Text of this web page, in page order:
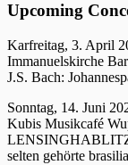
Upcoming
Karfreitag, 3. April
Immanuelskirche
J.S. Bach:
Sonntag, 14. Juni
Kubis Musikcafé
selten gehörte